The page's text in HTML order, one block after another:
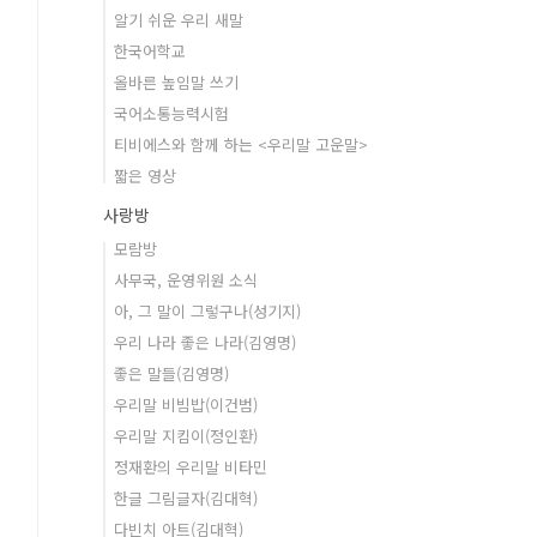
알기 쉬운 우리 새말
한국어학교
올바른 높임말 쓰기
국어소통능력시험
티비에스와 함께 하는 <우리말 고운말>
짧은 영상
사랑방
모람방
사무국, 운영위원 소식
아, 그 말이 그렇구나(성기지)
우리 나라 좋은 나라(김영명)
좋은 말들(김영명)
우리말 비빔밥(이건범)
우리말 지킴이(정인환)
정재환의 우리말 비타민
한글 그림글자(김대혁)
다빈치 아트(김대혁)